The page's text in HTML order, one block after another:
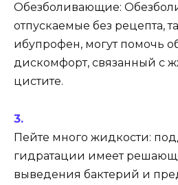
Обезболивающие:
отпускаемые без рецепта,
ибупрофен, могут помочь
дискомфорт, связанный с
цистите.
Пейте много жидкости:
гидратации имеет
выведения бактерий и